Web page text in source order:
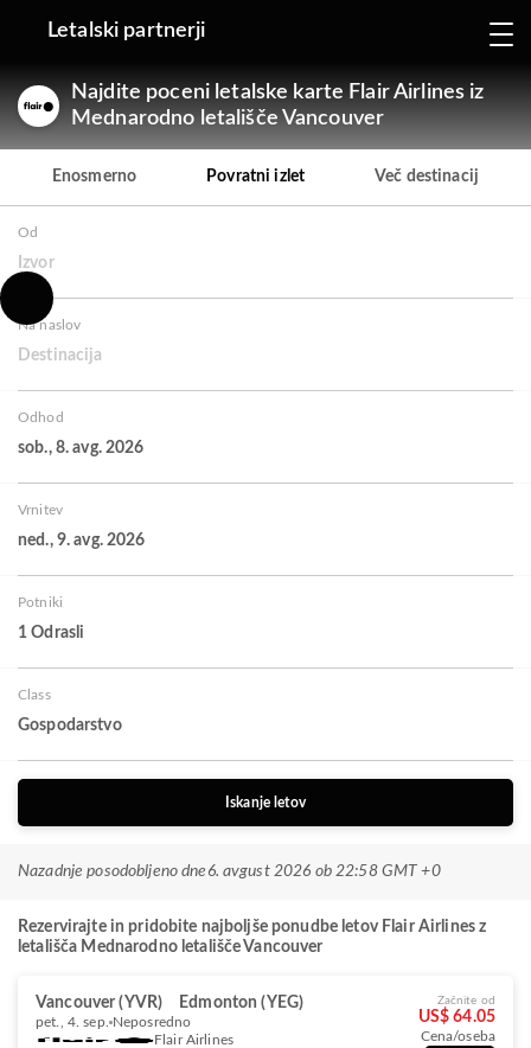
Letalski partnerji
Najdite poceni letalske karte Flair Airlines iz
Mednarodno letališče Vancouver
Enosmerno Povratni izlet Več destinacij
Od
Izvor
Na naslov
Destinacija
Odhod
sob., 8. avg. 2026
Vrnitev
ned., 9. avg. 2026
Potniki
1 Odrasli
Class
Gospodarstvo
Iskanje letov
Nazadnje posodobljeno dne 6. avgust 2026 ob 22:58 GMT +0
Rezervirajte in pridobite najboljše ponudbe letov Flair Airlines z
letališča Mednarodno letališče Vancouver
Vancouver (YVR) Edmonton (YEG)
pet., 4. sep. Neposredno
Flair Airlines
Začnite od
US$ 64.05
Cena/oseba